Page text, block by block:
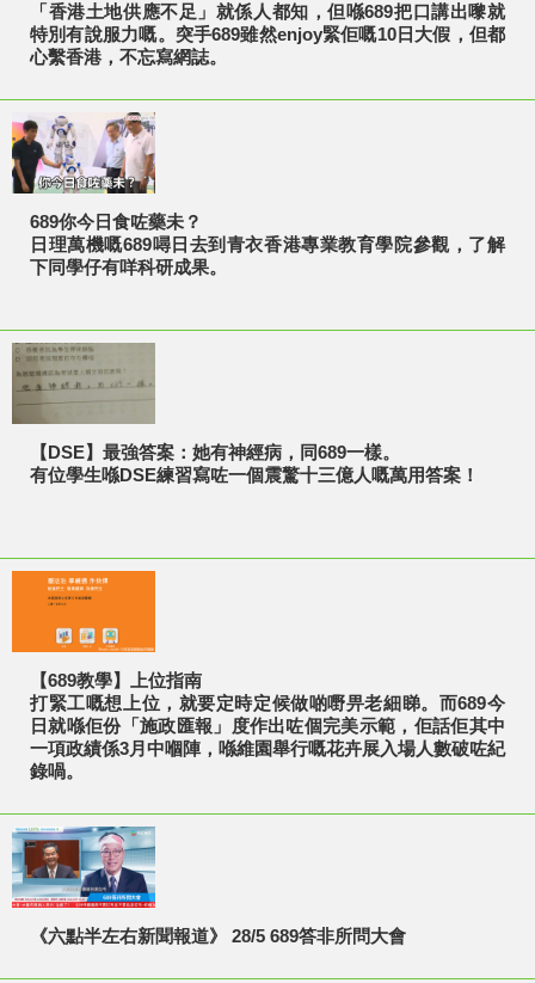
「香港土地供應不足」就係人都知，但喺689把口講出嚟就
特別有說服力嘅。突手689雖然enjoy緊佢嘅10日大假，但都
心繫香港，不忘寫網誌。
689你今日食咗藥未？
日理萬機嘅689噚日去到青衣香港專業教育學院參觀，了解
下同學仔有咩科研成果。
【DSE】最強答案：她有神經病，同689一樣。
有位學生喺DSE練習寫咗一個震驚十三億人嘅萬用答案！
【689教學】上位指南
打緊工嘅想上位，就要定時定候做啲嘢畀老細睇。而689今
日就喺佢份「施政匯報」度作出咗個完美示範，佢話佢其中
一項政績係3月中嗰陣，喺維園舉行嘅花卉展入場人數破咗紀
錄喎。
《六點半左右新聞報道》 28/5 689答非所問大會